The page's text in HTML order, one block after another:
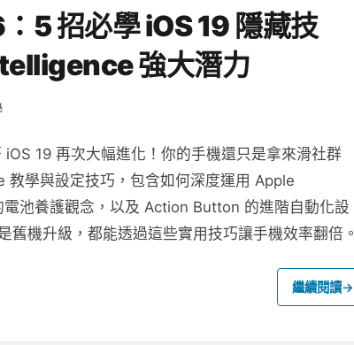
5 招必學 iOS 19 隱藏技
強大潛力
19 再次大幅進化！你的手機還只是拿來滑社群
教學與設定技巧，包含如何深度運用 Apple
池養護觀念，以及 Action Button 的進階自動化設
舊機升級，都能透過這些實用技巧讓手機效率翻倍。
繼續閱讀→